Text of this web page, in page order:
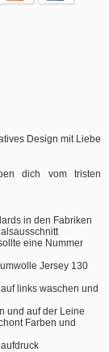
Design mit Liebe
dich vom tristen
in den Fabriken
eine Nummer
Jersey 130
links waschen und
und auf der Leine
Farben und